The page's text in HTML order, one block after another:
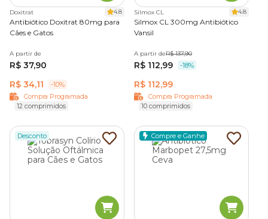
Doxitrat 4.8
Antibiótico Doxitrat 80mg para
Cães e Gatos
A partir de
R$ 37,90
R$ 34,11
-10%
Compra Programada
12 comprimidos
Silmox CL 4.8
Silmox CL 300mg Antibiótico
Vansil
A partir deR$ 137,90
R$ 112,99 -18%
R$ 112,99
Compra Programada
10 comprimidos
Desconto Compre e Ganhe